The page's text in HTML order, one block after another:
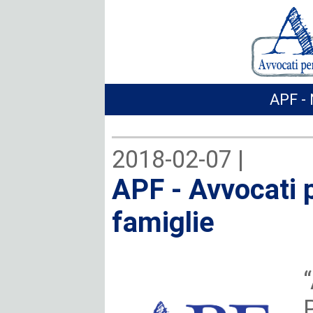
APF -
2018-02-07 |
APF - Avvocati
famiglie